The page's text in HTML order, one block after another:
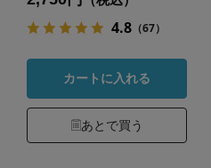
4.8（67）
カートに入れる
あとで買う